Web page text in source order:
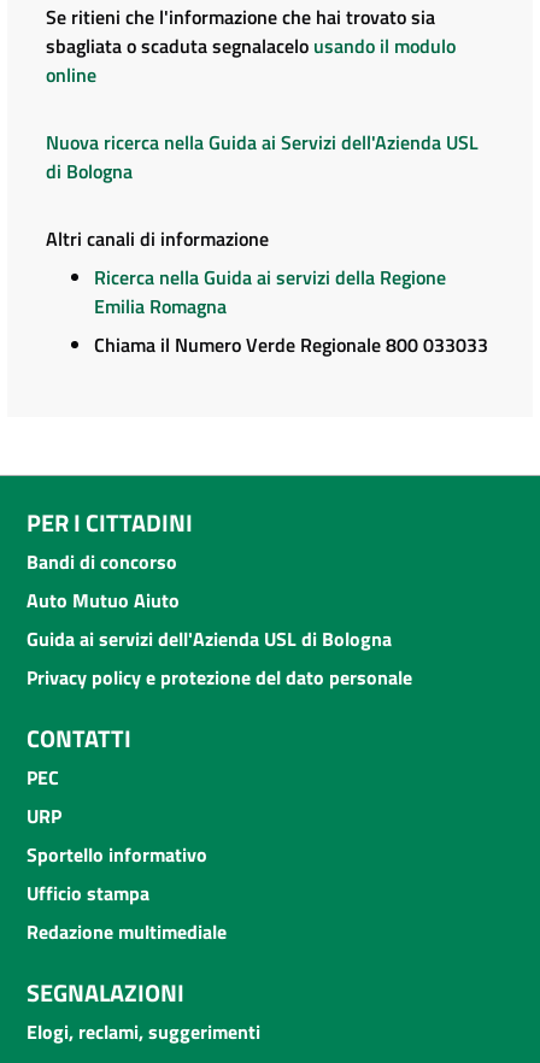
Se ritieni che l'informazione che hai trovato sia
sbagliata o scaduta segnalacelo usando il modulo
online
Nuova ricerca nella Guida ai Servizi dell'Azienda USL
di Bologna
Altri canali di informazione
Ricerca nella Guida ai servizi della Regione
Emilia Romagna
Chiama il Numero Verde Regionale 800 033033
PER I CITTADINI
Bandi di concorso
Auto Mutuo Aiuto
Guida ai servizi dell'Azienda USL di Bologna
Privacy policy e protezione del dato personale
CONTATTI
PEC
URP
Sportello informativo
Ufficio stampa
Redazione multimediale
SEGNALAZIONI
Elogi, reclami, suggerimenti